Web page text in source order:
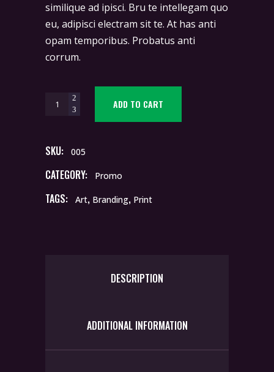
similique ad ipisci. Bru te intellegam quo
eu, adipisci electram sit te. At has anti
opam temporibus. Probatus anti
corrum.
Designed
ADD TO CART
SKU: 005
CATEGORY: Promo
TAGS: Art, Branding, Print
DESCRIPTION
ADDITIONAL INFORMATION